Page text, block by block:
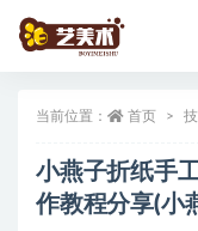
当前位置： 首页
小燕子折纸手
作教程分享(小